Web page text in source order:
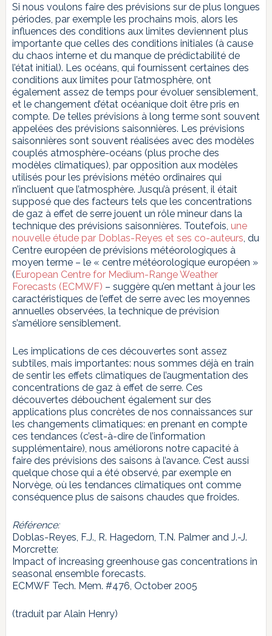
Si nous voulons faire des prévisions sur de plus longues
périodes, par exemple les prochains mois, alors les
influences des conditions aux limites deviennent plus
importante que celles des conditions initiales (à cause
du chaos interne et du manque de prédictabilité de
l’état initial). Les océans, qui fournissent certaines des
conditions aux limites pour l’atmosphère, ont
également assez de temps pour évoluer sensiblement,
et le changement d’état océanique doit être pris en
compte. De telles prévisions à long terme sont souvent
appelées des prévisions saisonnières. Les prévisions
saisonnières sont souvent réalisées avec des modèles
couplés atmosphère-océans (plus proche des
modèles climatiques), par opposition aux modèles
utilisés pour les prévisions météo ordinaires qui
n’incluent que l’atmosphère. Jusqu’à présent, il était
supposé que des facteurs tels que les concentrations
de gaz à effet de serre jouent un rôle mineur dans la
technique des prévisions saisonnières. Toutefois, une
nouvelle étude par Doblas-Reyes et ses co-auteurs, du
Centre européen de prévisions météorologiques à
moyen terme – le « centre météorologique européen »
(European Centre for Medium-Range Weather
Forecasts (ECMWF) – suggère qu’en mettant à jour les
caractéristiques de l’effet de serre avec les moyennes
annuelles observées, la technique de prévision
s’améliore sensiblement.
Les implications de ces découvertes sont assez
subtiles, mais importantes: nous sommes déjà en train
de sentir les effets climatiques de l’augmentation des
concentrations de gaz à effet de serre. Ces
découvertes débouchent également sur des
applications plus concrètes de nos connaissances sur
les changements climatiques: en prenant en compte
ces tendances (c’est-à-dire de l’information
supplémentaire), nous améliorons notre capacité à
faire des prévisions des saisons à l’avance. C’est aussi
quelque chose qui a été observé, par exemple en
Norvège, où les tendances climatiques ont comme
conséquence plus de saisons chaudes que froides.
Référence:
Doblas-Reyes, F.J., R. Hagedorn, T.N. Palmer and J.-J.
Morcrette:
Impact of increasing greenhouse gas concentrations in
seasonal ensemble forecasts.
ECMWF Tech. Mem. #476, October 2005
(traduit par Alain Henry)